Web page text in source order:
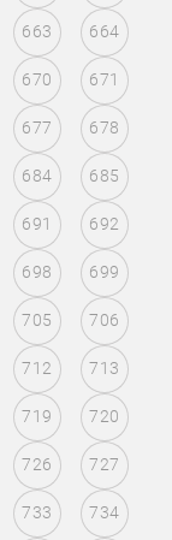
663 664
670 671
677 678
684 685
691 692
698 699
705 706
712 713
719 720
726 727
733 734